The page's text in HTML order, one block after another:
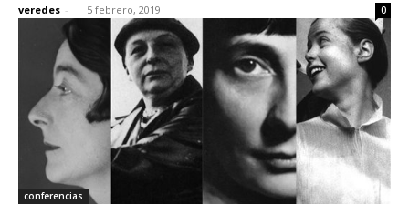
veredes - 5 febrero, 2019 0
conferencias